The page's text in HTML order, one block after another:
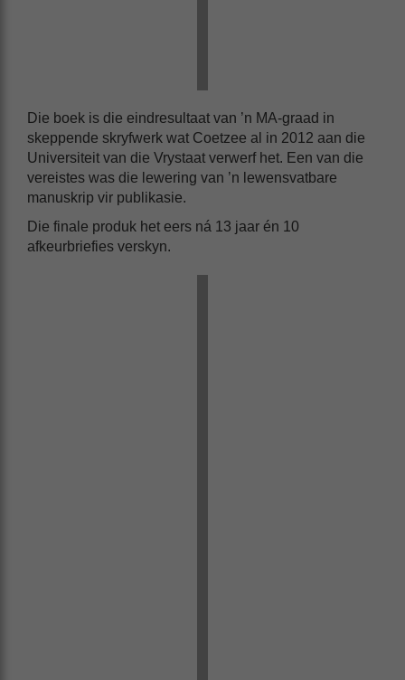
Die boek is die eindresultaat van ’n MA-graad in
skeppende skryfwerk wat Coetzee al in 2012 aan die
Universiteit van die Vrystaat verwerf het. Een van die
vereistes was die lewering van ’n lewensvatbare
manuskrip vir publikasie.
Die finale produk het eers ná 13 jaar én 10
afkeurbriefies verskyn.